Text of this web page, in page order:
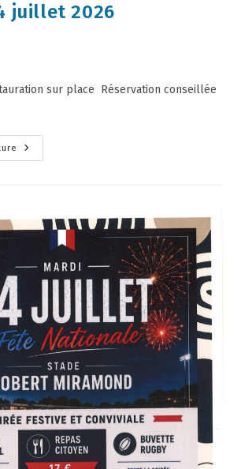
juillet 2026
sur place Réservation conseillée